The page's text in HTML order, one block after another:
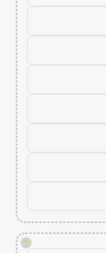
!